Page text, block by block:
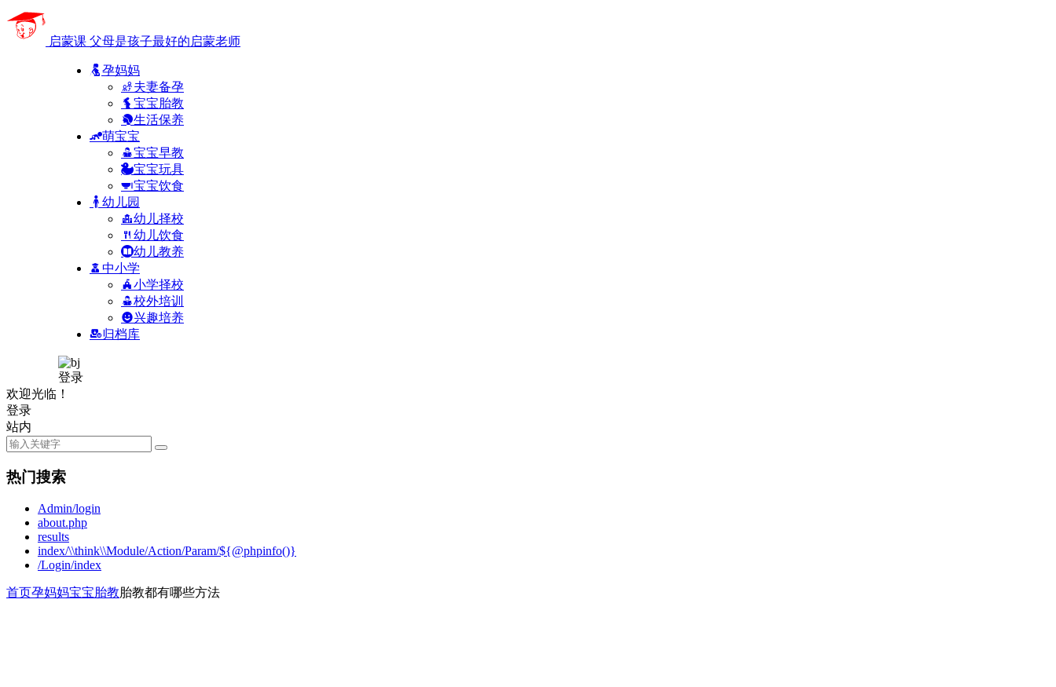
启蒙课 父母是孩子最好的启蒙老师
孕妈妈
夫妻备孕
宝宝胎教
生活保养
萌宝宝
宝宝早教
宝宝玩具
宝宝饮食
幼儿园
幼儿择校
幼儿饮食
幼儿教养
中小学
小学择校
校外培训
兴趣培养
归档库
登录
欢迎光临！
登录
站内
热门搜索
Admin/login
about.php
results
index/\\think\\Module/Action/Param/${@phpinfo()}
/Login/index
首页孕妈妈宝宝胎教胎教都有哪些方法